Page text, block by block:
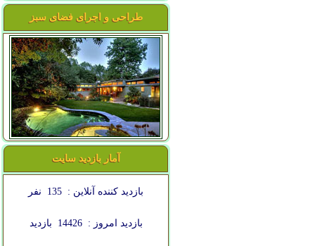
طراحی و اجرای فضای سبز
آمار بازدید سایت
بازدید کننده آنلاین : 135 نفر
بازدید امروز : 14426 بازدید